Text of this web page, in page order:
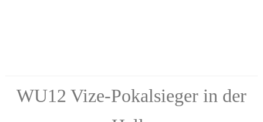
WU12 Vize-Pokalsieger in der